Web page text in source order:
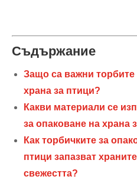
Съдържание
Защо са важни торбите
храна за птици?
Какви материали се
за опаковане на храна
Как торбичките за
птици запазват
свежестта?